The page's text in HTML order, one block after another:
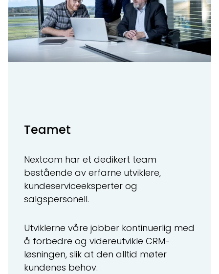
Teamet
Nextcom har et dedikert team
bestående av erfarne utviklere,
kundeserviceeksperter og
salgspersonell.
Utviklerne våre jobber kontinuerlig med
å forbedre og videreutvikle CRM-
løsningen, slik at den alltid møter
kundenes behov.